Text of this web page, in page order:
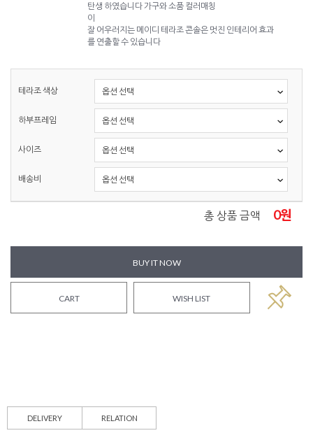
탄생 하였습니다 가구와 소품 컬러매칭
이
잘 어우러지는 메이디 테라조 콘솔은 멋진 인테리어 효과
를 연출할 수 있습니다
테라조 색상
하부프레임
사이즈
배송비
총 상품 금액 0원
BUY IT NOW
CART WISH LIST
DELIVERY RELATION